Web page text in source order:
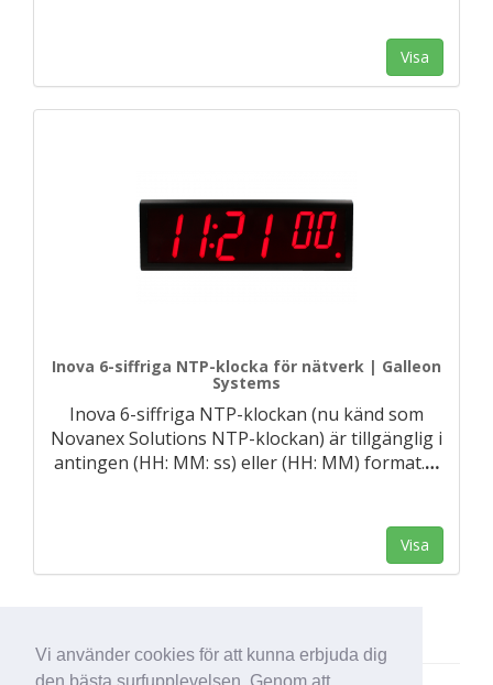
Vi använder cookies för att kunna erbjuda dig
Visa
Inova 6-siffriga NTP-klocka för nätverk | Galleon
Systems
Inova 6-siffriga NTP-klockan (nu känd som
Novanex Solutions NTP-klockan) är tillgänglig i
antingen (HH: MM: ss) eller (HH: MM) format.…
Visa